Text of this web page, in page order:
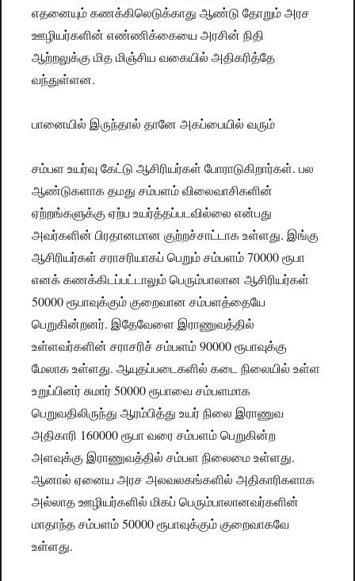
எதனையும் கணக்கிலெடுக்காது ஆண்டு தோறும் அரச
ஊழியர்களின் எண்ணிக்கையை அரசின் நிதி
ஆற்றலுக்கு மித மிஞ்சிய வகையில் அதிகரித்தே
வந்துள்ளன.
பானையில் இருந்தால் தானே அகப்பையில் வரும்
சம்பள உயர்வு கேட்டு ஆசிரியர்கள் போராடுகிறார்கள். பல
ஆண்டுகளாக தமது சம்பளம் விலைவாசிகளின்
ஏற்றங்களுக்கு ஏற்ப உயர்த்தப்படவில்லை என்பது
அவர்களின் பிரதானமான குற்றச்சாட்டாக உள்ளது. இங்கு
ஆசிரியர்கள் சராசரியாகப் பெறும் சம்பளம் 70000 ரூபா
எனக் கணக்கிடப்பட்டாலும் பெரும்பாலான ஆசிரியர்கள்
50000 ரூபாவுக்கும் குறைவான சம்பளத்தையே
பெறுகின்றனர். இதேவேளை இராணுவத்தில்
உள்ளவர்களின் சராசரிச் சம்பளம் 90000 ரூபாவுக்கு
மேலாக உள்ளது. ஆயுதப்படைகளில் கடை நிலையில் உள்ள
உறுப்பினர் சுமார் 50000 ரூபாவை சம்பளமாக
பெறுவதிலிருந்து ஆரம்பித்து உயர் நிலை இராணுவ
அதிகாரி 160000 ரூபா வரை சம்பளம் பெறுகின்ற
அளவுக்கு இராணுவத்தில் சம்பள நிலைமை உள்ளது.
ஆனால் ஏனைய அரச அலவலகங்களில் அதிகாரிகளாக
அல்லாத ஊழியர்களில் மிகப் பெரும்பாலானவர்களின்
மாதாந்த சம்பளம் 50000 ரூபாவுக்கும் குறைவாகவே
உள்ளது.